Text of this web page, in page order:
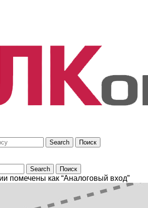
Search Поиск
Search Поиск
помечены как “Аналоговый вход”